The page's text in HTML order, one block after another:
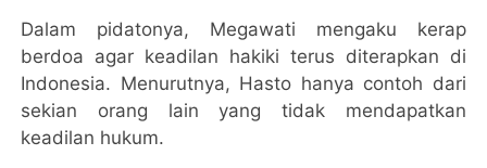
Dalam pidatonya, Megawati mengaku kerap
berdoa agar keadilan hakiki terus diterapkan di
Indonesia. Menurutnya, Hasto hanya contoh dari
sekian orang lain yang tidak mendapatkan
keadilan hukum.